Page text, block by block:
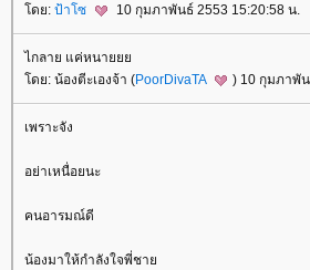
ดย: ป้าโซ 10 กุมภาพันธ์ 2553 15:20:58 น.
ไกลาย แค่หนา
ดย: น้องตีะเองจ้า (PoorDivaTA ) 10 กุมภาพั
เพราะจัง
อย่าเหนื่อยนะ
คนอารมณ์ดี
น้องมาให้กำลังใจพี่ชา